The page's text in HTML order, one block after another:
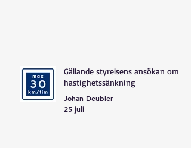
Gällande styrelsens ansökan om
hastighetssänkning
Johan Deubler
25 juli